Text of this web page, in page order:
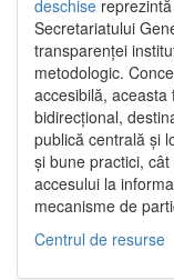
deschise
Secretariatului
transparenței
metodologic.
accesibilă,
bidirecțional,
publică centrală și
și bune practici,
accesului la
mecanisme de
Centrul de resurse